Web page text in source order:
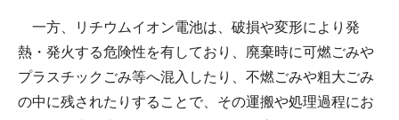
一方、リチウムイオン電池は、破損や変形により発
熱・発火する危険性を有しており、廃棄時に可燃ごみや
プラスチックごみ等へ混入したり、不燃ごみや粗大ごみ
の中に残されたりすることで、その運搬や処理過程にお